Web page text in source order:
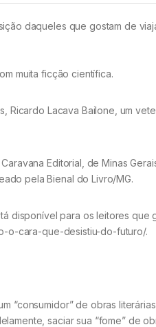
daqueles que gostam de
muita ficção científica.
Ricardo Lacava Bailone, um
Editorial, de Minas
pela Bienal do Livro/MG.
disponível para os leitores que
o-cara-que-desistiu-do-futuro/.
“consumidor” de obras
saciar sua “fome” de